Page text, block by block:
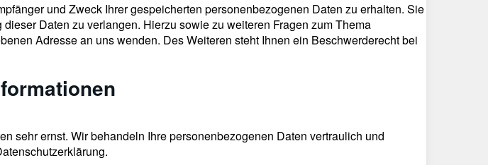
und Zweck Ihrer gespeicherten personenbezogenen Daten zu erhalten. Sie
Daten zu verlangen. Hierzu sowie zu weiteren Fragen zum Thema
Adresse an uns wenden. Des Weiteren steht Ihnen ein Beschwerderecht bei
sehr ernst. Wir behandeln Ihre personenbezogenen Daten vertraulich und